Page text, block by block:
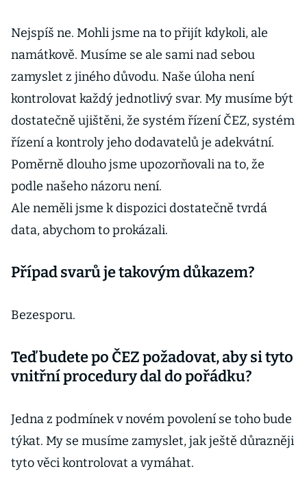
Nejspíš ne. Mohli jsme na to přijít kdykoli, ale
namátkově. Musíme se ale sami nad sebou
zamyslet z jiného důvodu. Naše úloha není
kontrolovat každý jednotlivý svar. My musíme být
dostatečně ujištěni, že systém řízení ČEZ, systém
řízení a kontroly jeho dodavatelů je adekvátní.
Poměrně dlouho jsme upozorňovali na to, že
podle našeho názoru není.
Ale neměli jsme k dispozici dostatečně tvrdá
data, abychom to prokázali.
Případ svarů je takovým důkazem?
Bezesporu.
Teď budete po ČEZ požadovat, aby si tyto
vnitřní procedury dal do pořádku?
Jedna z podmínek v novém povolení se toho bude
týkat. My se musíme zamyslet, jak ještě důrazněji
tyto věci kontrolovat a vymáhat.